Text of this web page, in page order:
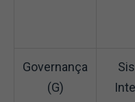
Governança
(G)